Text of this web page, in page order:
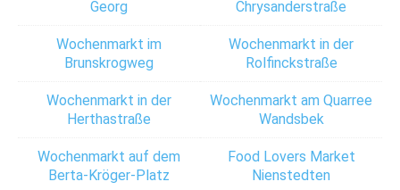
Georg Chrysanderstraße
Wochenmarkt im
Brunskrogweg
Wochenmarkt in der
Rolfinckstraße
Wochenmarkt in der
Herthastraße
Wochenmarkt am Quarree
Wandsbek
Wochenmarkt auf dem
Berta-Kröger-Platz
Food Lovers Market
Nienstedten